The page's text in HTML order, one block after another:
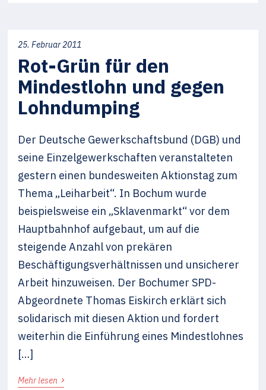
25. Februar 2011
Rot-Grün für den
Mindestlohn und gegen
Lohndumping
Der Deutsche Gewerkschaftsbund (DGB) und
seine Einzelgewerkschaften veranstalteten
gestern einen bundesweiten Aktionstag zum
Thema „Leiharbeit“. In Bochum wurde
beispielsweise ein „Sklavenmarkt“ vor dem
Hauptbahnhof aufgebaut, um auf die
steigende Anzahl von prekären
Beschäftigungsverhältnissen und unsicherer
Arbeit hinzuweisen. Der Bochumer SPD-
Abgeordnete Thomas Eiskirch erklärt sich
solidarisch mit diesen Aktion und fordert
weiterhin die Einführung eines Mindestlohnes
[…]
Mehr lesen ›